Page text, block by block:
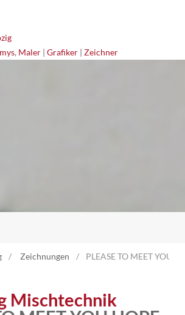
, Maler | Grafiker | Zeichner
Zeichnungen PLEASE TO MEET YOU
Mischtechnik